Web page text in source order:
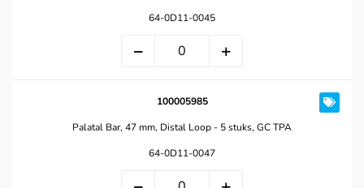
64-0D11-0045
100005985
Palatal Bar, 47 mm, Distal Loop - 5 stuks, GC TPA
64-0D11-0047